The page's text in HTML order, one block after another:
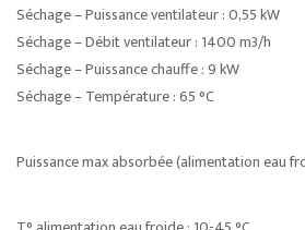
Séchage – Puissance ventilateur : 0,55 kW
Séchage – Débit ventilateur : 1400 m3/h
Séchage – Puissance chauffe : 9 kW
Séchage – Température : 65 °C
Puissance max absorbée (alimentation eau